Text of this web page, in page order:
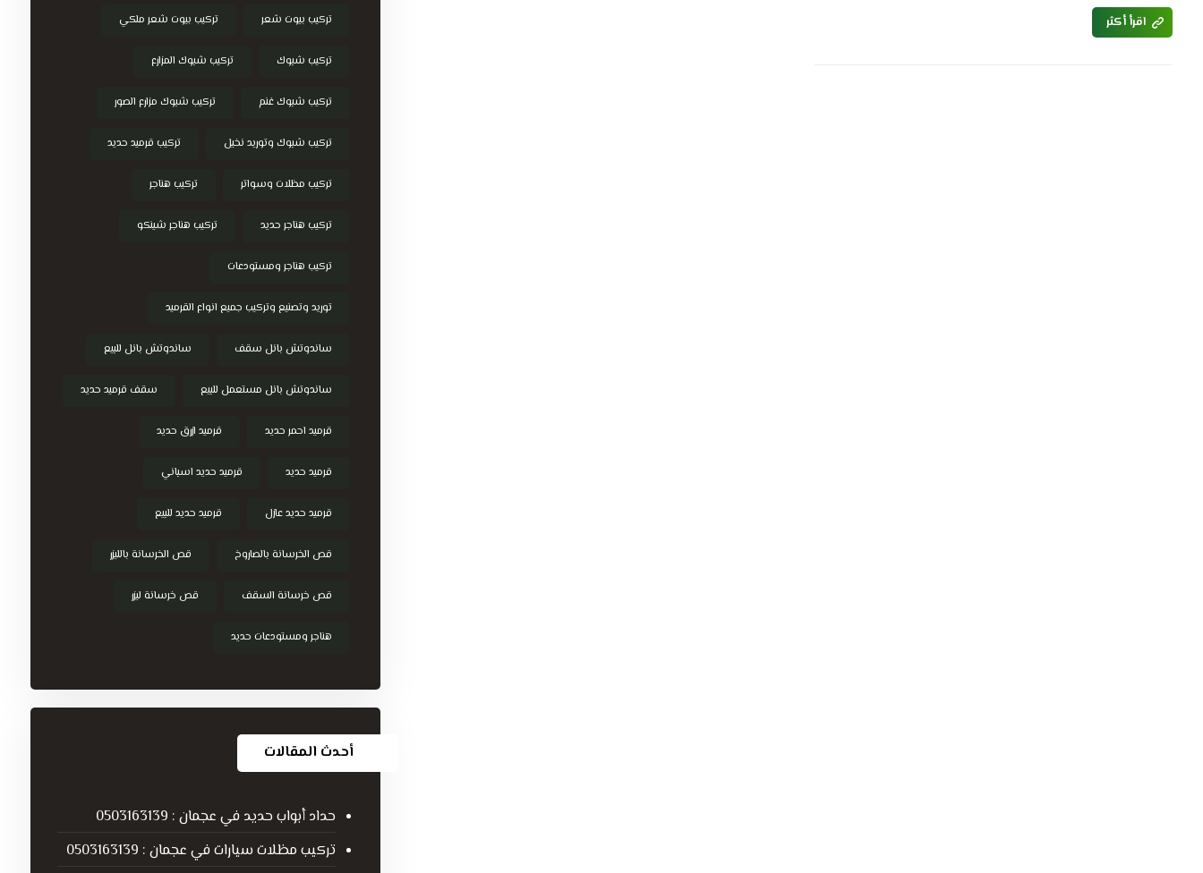
اقرأ أكثر تركيب بيوت شعر تركيب بيوت شعر ملكي
تركيب شبوك تركيب شبوك المزارع
تركيب شبوك غنم تركيب شبوك مزارع الصور
تركيب شبوك وتوريد نخيل تركيب قرميد حديد
تركيب مظلات وسواتر تركيب هناجر
تركيب هناجر حديد تركيب هناجر شينكو
تركيب هناجر ومستودعات
توريد وتصنيع وتركيب جميع انواع القرميد
ساندوتش بانل سقف ساندوتش بانل للبيع
ساندوتش بانل مستعمل للبيع سقف قرميد حديد
قرميد احمر حديد قرميد ازرق حديد
قرميد حديد قرميد حديد اسباني
قرميد حديد عازل قرميد حديد للبيع
قص الخرسانة بالصاروخ قص الخرسانة بالليزر
قص خرسانة السقف قص خرسانة ليزر
هناجر ومستودعات حديد
أحدث المقالات
حداد أبواب حديد في عجمان : 0503163139
تركيب مظلات سيارات في عجمان : 0503163139